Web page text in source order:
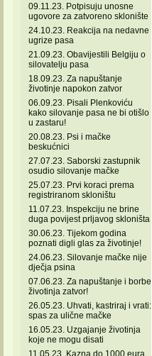
09.11.23. Potpisuju unosne
ugovore za zatvoreno sklonište
24.10.23. Reakcija na nedavne
ugrize pasa
21.09.23. Obavijestili Belgiju o
silovatelju pasa
18.09.23. Za napuštanje
životinje napokon zatvor
06.09.23. Pisali Plenkoviću
kako silovanje pasa ne bi otišlo
u zastaru!
20.08.23. Psi i mačke
beskućnici
27.07.23. Saborski zastupnik
osudio silovanje mačke
25.07.23. Prvi koraci prema
registriranom skloništu
11.07.23. Inspekciju ne brine
duga povijest prljavog skloništa
30.06.23. Tijekom godina
poznati digli glas za životinje!
24.06.23. Silovanje mačke nije
dječja psina
07.06.23. Za napuštanje i borbe
životinja zatvor!
26.05.23. Uhvati, kastriraj i vrati:
spas za ulične mačke
16.05.23. Uzgajanje životinja
koje ne mogu disati
11.05.23. Kazna do 1000 eura